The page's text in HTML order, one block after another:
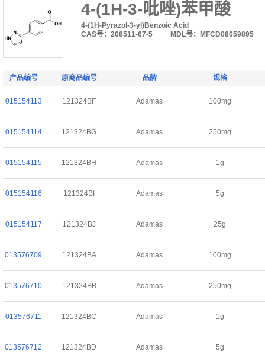
4-(1H-3-吡唑)苯甲酸
4-(1H-Pyrazol-3-yl)Benzoic Acid
CAS号：208511-67-5
MDL号：MFCD08059895
产品编号 原商品编号 品牌 规格
015154113 121324BF Adamas 100mg
015154114 121324BG Adamas 250mg
015154115 121324BH Adamas 1g
015154116 121324BI Adamas 5g
015154117 121324BJ Adamas 25g
013576709 121324BA Adamas 100mg
013576710 121324BB Adamas 250mg
013576711 121324BC Adamas 1g
013576712 121324BD Adamas 5g